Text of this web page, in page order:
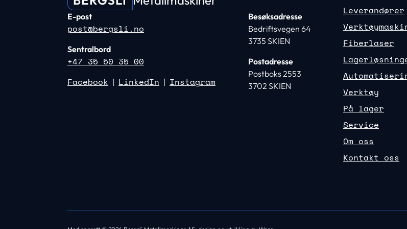
E-post
post@bergsli.no
Sentralbord
+47 35 50 35 00
Facebook | LinkedIn | Instagram
Besøksadresse
Bedriftsvegen 64
3735 SKIEN
Postadresse
Postboks 2553
3702 SKIEN
Leverandører
Fiberlaser
Verktøy
På lager
Service
Om oss
Kontakt oss